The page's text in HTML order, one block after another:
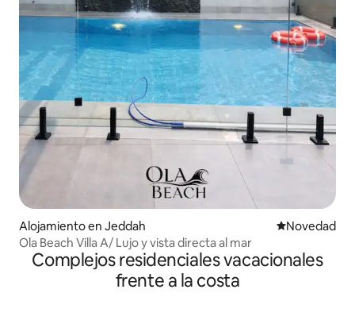
Alojamiento en Jeddah Lugar para
Novedad
Ola Beach Villa A/ Lujo y vista directa al mar
Complejos residenciales vacacionales
frente a la costa